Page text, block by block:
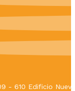
- 610 Edificio